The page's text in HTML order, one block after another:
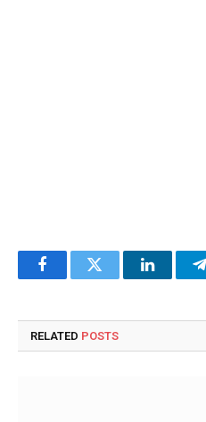
FacebookTwitter LinkedIn
RELATED POSTS